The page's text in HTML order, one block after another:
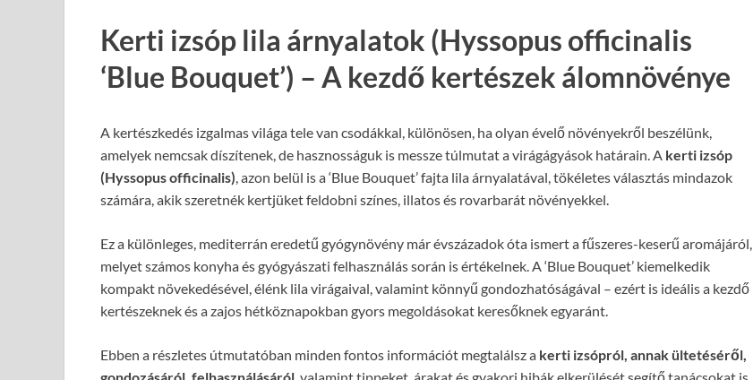
Kerti izsóp lila árnyalatok (Hyssopus officinalis
‘Blue Bouquet’) – A kezdő kertészek álomnövénye
A kertészkedés izgalmas világa tele van csodákkal, különösen, ha olyan évelő növényekről beszélünk,
amelyek nemcsak díszítenek, de hasznosságuk is messze túlmutat a virágágyások határain. A kerti izsóp
(Hyssopus officinalis), azon belül is a ‘Blue Bouquet’ fajta lila árnyalatával, tökéletes választás mindazok
számára, akik szeretnék kertjüket feldobni színes, illatos és rovarbarát növényekkel.
Ez a különleges, mediterrán eredetű gyógynövény már évszázadok óta ismert a fűszeres-keserű aromájáról,
melyet számos konyha és gyógyászati felhasználás során is értékelnek. A ‘Blue Bouquet’ kiemelkedik
kompakt növekedésével, élénk lila virágaival, valamint könnyű gondozhatóságával – ezért is ideális a kezdő
kertészeknek és a zajos hétköznapokban gyors megoldásokat keresőknek egyaránt.
Ebben a részletes útmutatóban minden fontos információt megtalálsz a kerti izsópról, annak ültetéséről,